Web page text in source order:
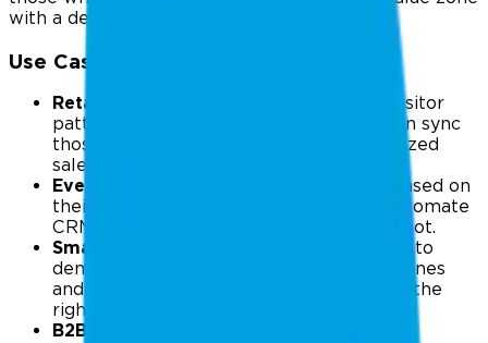
with a dedicated sales offer.
Use Cases:
Retail & Showrooms:
Identify in-store visitor
patterns that signal purchase intent, then sync
those contacts to HubSpot for personalized
sales engagement.
Events & Expos:
Qualify booth visitors based on
their movement and dwell time, then automate
CRM updates and nurture flows in HubSpot.
Smart Offices & Real Estate:
Track visits to
demo areas, model homes, or meeting zones
and route warm leads to the right rep at the
right time.
B2B Sales Enablement: